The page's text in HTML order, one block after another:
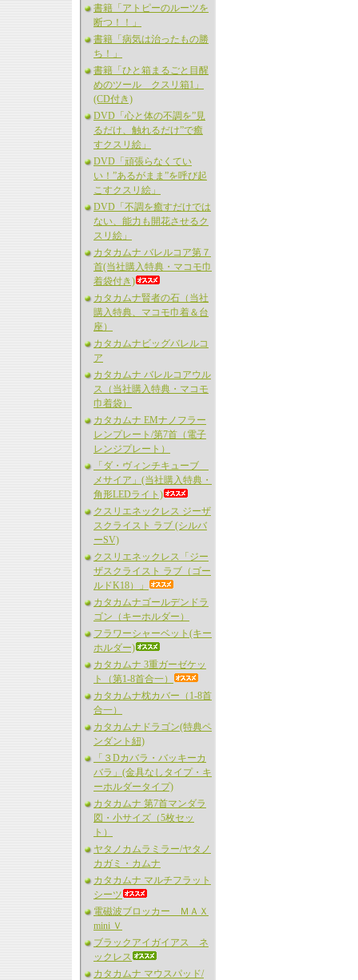
書籍「アトピーのルーツを
断つ！！」
書籍「病気は治ったもの勝
ち！」
書籍「ひと箱まるごと目醒
めのツール クスリ箱1」
(CD付き)
DVD「心と体の不調を”見
るだけ、触れるだけ”で癒
すクスリ絵」
DVD「頑張らなくてい
い！”あるがまま”を呼び起
こすクスリ絵」
DVD「不調を癒すだけでは
ない、能力も開花させるク
スリ絵」
カタカムナ バレルコア第７
首(当社購入特典・マコモ巾
着袋付き)
カタカムナ賢者の石（当社
購入特典、マコモ巾着＆台
座）
カタカムナビッグバレルコ
ア
カタカムナ バレルコアウル
ス（当社購入特典・マコモ
巾着袋）
カタカムナ EMナノフラー
レンプレート/第7首（電子
レンジプレート）
「ダ・ヴィンチキューブ
メサイア」(当社購入特典・
角形LEDライト)
クスリエネックレス ジーザ
スクライスト ラブ (シルバ
ーSV)
クスリエネックレス「ジー
ザスクライスト ラブ（ゴー
ルドK18）」
カタカムナゴールデンドラ
ゴン（キーホルダー）
フラワーシャーベット(キー
ホルダー)
カタカムナ 3重ガーゼケッ
ト（第1-8首合一）
カタカムナ枕カバー（1-8首
合一）
カタカムナドラゴン(特典ペ
ンダント紐)
「３Dカバラ・バッキーカ
バラ」(金具なしタイプ・キ
ーホルダータイプ)
カタカムナ 第7首マンダラ
図・小サイズ（5枚セッ
ト）
ヤタノカムラミラー/ヤタノ
カガミ・カムナ
カタカムナ マルチフラット
シーツ
電磁波ブロッカー ＭＡＸ
mini Ｖ
ブラックアイガイアス ネ
ックレス
カタカムナ マウスパッド/